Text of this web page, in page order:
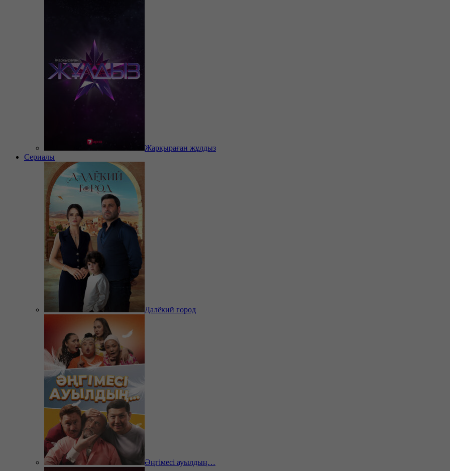
Жарқыраған жұлдыз
Сериалы
Далёкий город
Әңгімесі ауылдың…